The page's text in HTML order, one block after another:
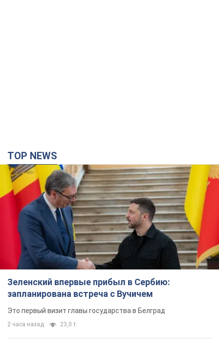
TOP NEWS
Зеленский впервые прибыл в Сербию:
запланирована встреча с Вучичем
Это первый визит главы государства в Белград
2 часа назад 23,0 т.